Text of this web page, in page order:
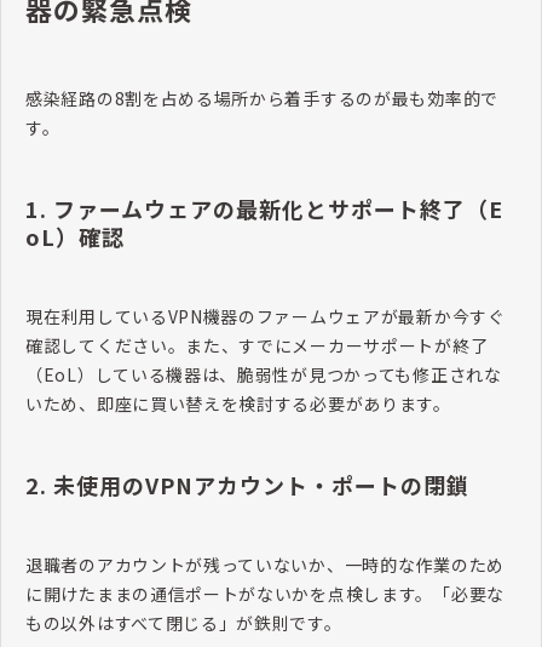
器の緊急点検
感染経路の8割を占める場所から着手するのが最も効率的で
す。
1. ファームウェアの最新化とサポート終了（E
oL）確認
現在利用しているVPN機器のファームウェアが最新か今すぐ
確認してください。また、すでにメーカーサポートが終了
（EoL）している機器は、脆弱性が見つかっても修正されな
いため、即座に買い替えを検討する必要があります。
2. 未使用のVPNアカウント・ポートの閉鎖
退職者のアカウントが残っていないか、一時的な作業のため
に開けたままの通信ポートがないかを点検します。「必要な
もの以外はすべて閉じる」が鉄則です。